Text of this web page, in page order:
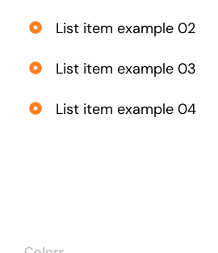
List item example 02
List item example 03
List item example 04